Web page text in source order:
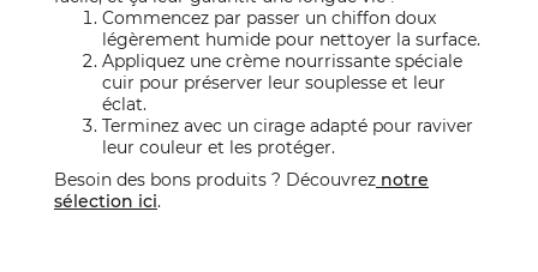
Commencez par passer un chiffon doux
légèrement humide pour nettoyer la surface.
Appliquez une crème nourrissante spéciale
cuir pour préserver leur souplesse et leur
éclat.
Terminez avec un cirage adapté pour raviver
leur couleur et les protéger.
Besoin des bons produits ? Découvrez notre
sélection ici.